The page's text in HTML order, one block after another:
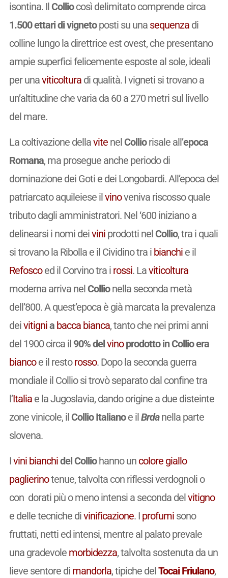
isontina. Il Colliocosì delimitato comprende circa
1.500 ettari di vignetoposti su una sequenzadi
colline lungo la direttrice est ovest, che presentano
ampie superfici felicemente esposte al sole, ideali
per unaviticolturadi qualità. I vigneti si trovano a
un’altitudine che varia da 60 a 270 metri sul livello
del mare.
La coltivazione dellavitenel Colliorisale all’epoca
Romana, ma prosegue anche periodo di
dominazione dei Goti e dei Longobardi. All’epoca del
patriarcato aquileiese ilvinoveniva riscosso quale
tributo dagli amministratori. Nel ‘600 iniziano a
delinearsi i nomi deiviniprodotti nel Collio, tra i quali
si trovano la Ribolla e il Cividino tra i bianchie il
Refoscoed il Corvino tra i rossi. Laviticoltura
moderna arriva nel Collionella seconda metà
dell’800. A quest’epoca è già marcata la prevalenza
deivitignia bacca bianca, tanto che nei primi anni
del 1900 circa il 90% delvinoprodotto in Collio era
biancoe il restorosso. Dopo la seconda guerra
mondiale il Collio si trovò separato dal confine tra
l’Italiae la Jugoslavia, dando origine a due disteinte
zone vinicole, il Collio Italianoe ilBrda nella parte
slovena.
Ivini bianchidel Colliohanno un colore giallo
paglierinotenue, talvolta con riflessi verdognoli o
con dorati più o meno intensi a seconda del vitigno
e delle tecniche divinificazione. I profumisono
fruttati, netti ed intensi, mentre al palato prevale
una gradevole morbidezza, talvolta sostenuta da un
lieve sentore di mandorla, tipiche del Tocai Friulano,